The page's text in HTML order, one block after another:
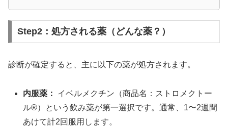
Step2：処方される薬（どんな薬？）
診断が確定すると、主に以下の薬が処方されます。
内服薬：
イベルメクチン（商品名：ストロメクトー
ル®）という飲み薬が第一選択です。通常、1〜2週間
あけて計2回服用します。